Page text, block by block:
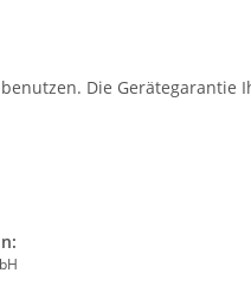
benutzen. Die Gerätegarantie